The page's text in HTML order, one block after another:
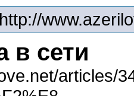
в сети
articles/